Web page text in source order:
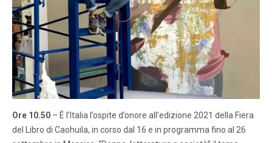
Ore 10.50 – È l’Italia l’ospite d’onore all’edizione 2021 della Fiera
del Libro di Caohuila, in corso dal 16 e in programma fino al 26